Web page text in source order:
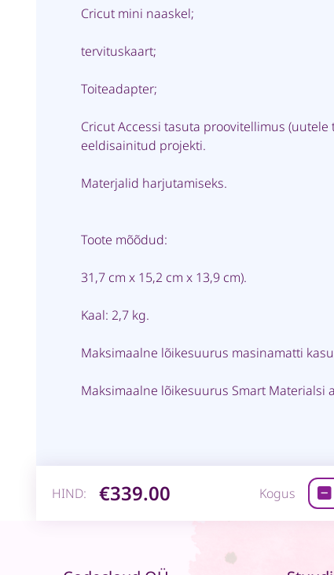
Cricut mini naaskel;
tervituskaart;
Toiteadapter;
Cricut Accessi tasuta proovitellimus (uutele
eeldisainitud projekti.
Materjalid harjutamiseks.
Toote mõõdud:
31,7 cm x 15,2 cm x 13,9 cm).
Kaal: 2,7 kg.
Maksimaalne lõikesuurus masinamatti
Maksimaalne lõikesuurus Smart Materialsi
HIND: €339.00 Kogus